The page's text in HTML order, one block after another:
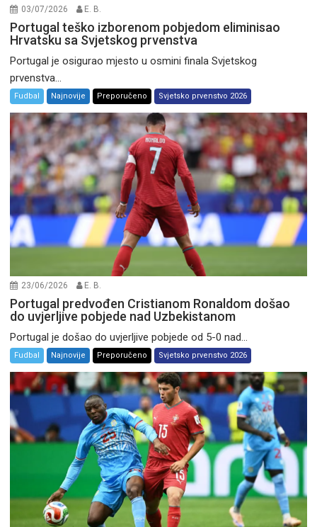
03/07/2026 E. B.
Portugal teško izborenom pobjedom eliminisao
Hrvatsku sa Svjetskog prvenstva
Portugal je osigurao mjesto u osmini finala Svjetskog
prvenstva...
Fudbal Najnovije Preporučeno Svjetsko prvenstvo 2026
23/06/2026 E. B.
Portugal predvođen Cristianom Ronaldom došao
do uvjerljive pobjede nad Uzbekistanom
Portugal je došao do uvjerljive pobjede od 5-0 nad...
Fudbal Najnovije Preporučeno Svjetsko prvenstvo 2026